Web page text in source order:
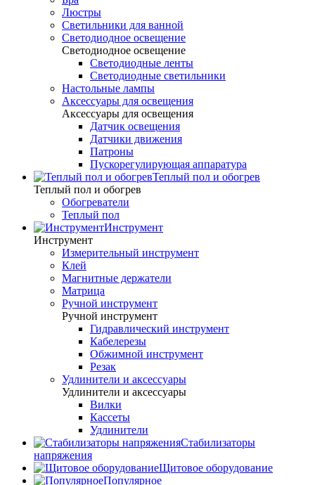
Люстры
Светильники для ванной
Светодиодное освещение
Светодиодное освещение
Светодиодные ленты
Светодиодные светильники
Настольные лампы
Аксессуары для освещения
Аксессуары для освещения
Датчик освещения
Датчики движения
Патроны
Пускорегулирующая аппаратура
Теплый пол и обогрев
Теплый пол и обогрев
Обогреватели
Теплый пол
Инструмент
Инструмент
Измерительный инструмент
Клей
Магнитные держатели
Матрица
Ручной инструмент
Ручной инструмент
Гидравлический инструмент
Кабелерезы
Обжимной инструмент
Резак
Удлинители и аксессуары
Удлинители и аксессуары
Вилки
Кассеты
Удлинители
Стабилизаторы
напряжения
Щитовое оборудование
Популярное